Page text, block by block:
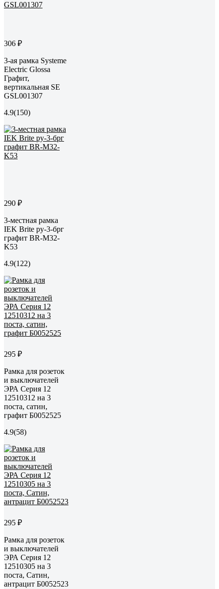
306 ₽
3-ая рамка Systeme
Electric Glossa
Графит,
вертикальная SE
GSL001307
4.9(150)
290 ₽
3-местная рамка
IEK Brite ру-3-брг
графит BR-M32-
K53
4.9(122)
295 ₽
Рамка для розеток
и выключателей
ЭРА Серия 12
12510312 на 3
поста, сатин,
графит Б0052525
4.9(58)
295 ₽
Рамка для розеток
и выключателей
ЭРА Серия 12
12510305 на 3
поста, Сатин,
антрацит Б0052523